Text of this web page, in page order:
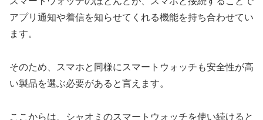
アプリ通知や着信を知らせてくれる機能を持ち合わせてい
ます。
そのため、スマホと同様にスマートウォッチも安全性が高
い製品を選ぶ必要があると言えます。
ここからは、シャオミのスマートウォッチを使い続けると